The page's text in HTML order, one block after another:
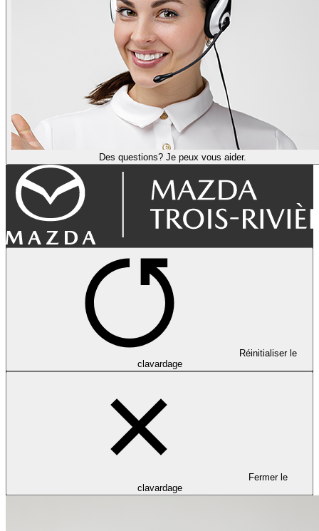
Des questions? Je peux vous aider.
Réinitialiser le
clavardage
Fermer le
clavardage